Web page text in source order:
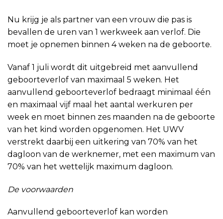
Nu krijg je als partner van een vrouw die pas is
bevallen de uren van 1 werkweek aan verlof. Die
moet je opnemen binnen 4 weken na de geboorte.
Vanaf 1 juli wordt dit uitgebreid met aanvullend
geboorteverlof van maximaal 5 weken. Het
aanvullend geboorteverlof bedraagt minimaal één
en maximaal vijf maal het aantal werkuren per
week en moet binnen zes maanden na de geboorte
van het kind worden opgenomen. Het UWV
verstrekt daarbij een uitkering van 70% van het
dagloon van de werknemer, met een maximum van
70% van het wettelijk maximum dagloon.
De voorwaarden
Aanvullend geboorteverlof kan worden